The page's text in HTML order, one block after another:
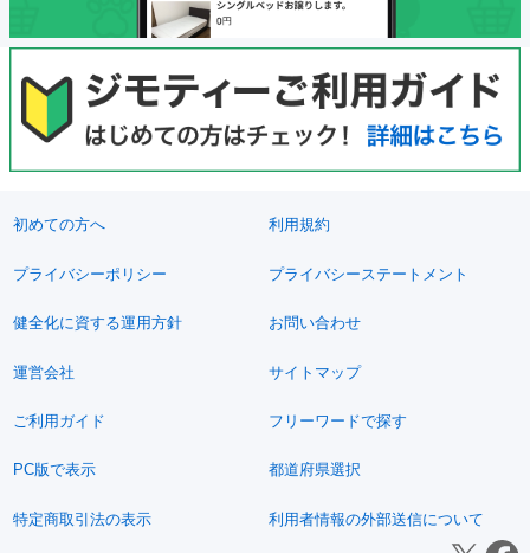
初めての方へ 利用規約
プライバシーポリシー プライバシーステートメント
健全化に資する運用方針 お問い合わせ
運営会社 サイトマップ
ご利用ガイド フリーワードで探す
PC版で表示 都道府県選択
特定商取引法の表示 利用者情報の外部送信について